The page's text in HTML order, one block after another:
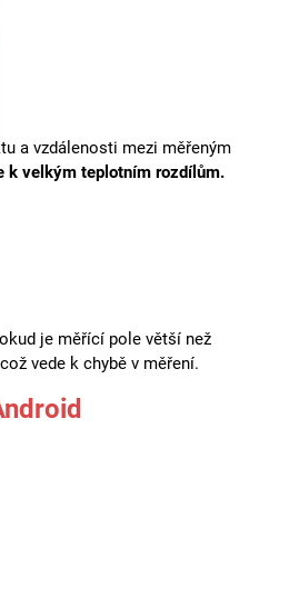
a vzdálenosti mezi měřeným
k velkým teplotním rozdílům.
je měřící pole větší než
vede k chybě v měření.